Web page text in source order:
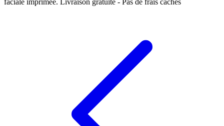
faciale imprimée. Livraison gratuite - Pas de frais cachés